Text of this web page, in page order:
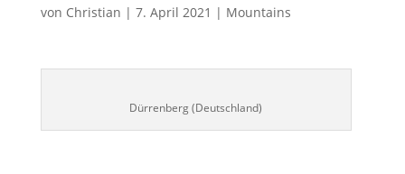
von Christian | 7. April 2021 | Mountains
Dürrenberg (Deutschland)